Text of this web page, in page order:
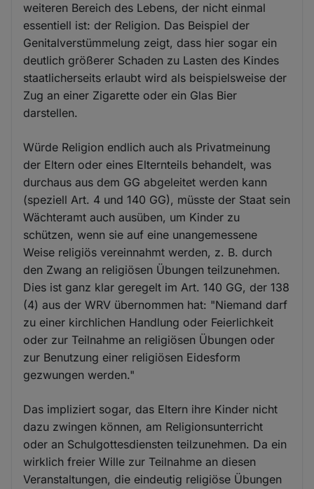
weiteren Bereich des Lebens, der nicht einmal
essentiell ist: der Religion. Das Beispiel der
Genitalverstümmelung zeigt, dass hier sogar ein
deutlich größerer Schaden zu Lasten des Kindes
staatlicherseits erlaubt wird als beispielsweise der
Zug an einer Zigarette oder ein Glas Bier
darstellen.
Würde Religion endlich auch als Privatmeinung
der Eltern oder eines Elternteils behandelt, was
durchaus aus dem GG abgeleitet werden kann
(speziell Art. 4 und 140 GG), müsste der Staat sein
Wächteramt auch ausüben, um Kinder zu
schützen, wenn sie auf eine unangemessene
Weise religiös vereinnahmt werden, z. B. durch
den Zwang an religiösen Übungen teilzunehmen.
Dies ist ganz klar geregelt im Art. 140 GG, der 138
(4) aus der WRV übernommen hat: "Niemand darf
zu einer kirchlichen Handlung oder Feierlichkeit
oder zur Teilnahme an religiösen Übungen oder
zur Benutzung einer religiösen Eidesform
gezwungen werden."
Das impliziert sogar, das Eltern ihre Kinder nicht
dazu zwingen können, am Religionsunterricht
oder an Schulgottesdiensten teilzunehmen. Da ein
wirklich freier Wille zur Teilnahme an diesen
Veranstaltungen, die eindeutig religiöse Übungen